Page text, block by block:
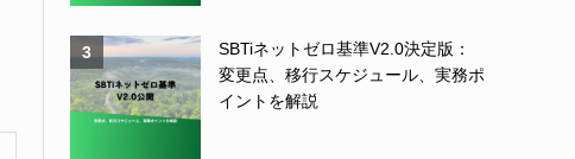
3
SBTiネットゼロ基準V2.0決定版：
変更点、移行スケジュール、実務ポ
イントを解説